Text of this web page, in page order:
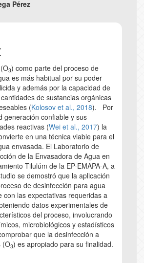
Pérez
3) como parte del proceso de
es más habitual por su poder
y además por la capacidad de
de sustancias orgánicas
(Kolosov et al., 2018). Por
generación confiable y sus
reactivas (Wei et al., 2017) la
en una técnica viable para el
envasada. El Laboratorio de
de la Envasadora de Agua en
Tilulúm de la EP-EMAPA-A, a
se demostró que la aplicación
de desinfección para agua
con las expectativas requeridas a
datos experimentales de
del proceso, involucrando
microbiológicos y estadísticos
que la desinfección a
(O3) es apropiado para su finalidad.